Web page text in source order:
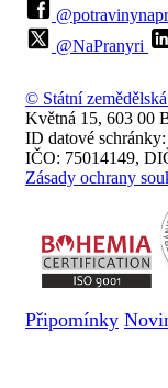
@NaPranyri
© Státní
Květná 15, 603 00
ID datové
IČO: 75014149,
Zásady ochrany
Připomínky